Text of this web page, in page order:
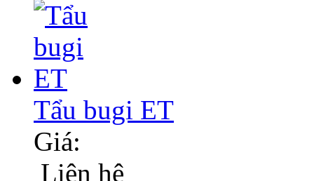
Tẩu bugi ET
Giá:
Liên hệ